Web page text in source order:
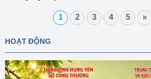
1 2 3 4 5 »
HOẠT ĐỘNG